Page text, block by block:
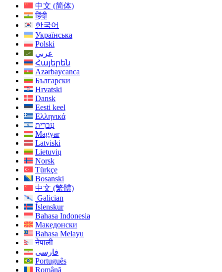
中文 (简体)
हिंदी
한국어
Українська
Polski
عربي
Հայերեն
Azərbaycanca
Български
Hrvatski
Dansk
Eesti keel
Ελληνικά
עִברִית
Magyar
Latviski
Lietuvių
Norsk
Türkçe
Bosanski
中文 (繁體)
Galician
Íslenskur
Bahasa Indonesia
Македонски
Bahasa Melayu
नेपाली
فارسی
Português
Română